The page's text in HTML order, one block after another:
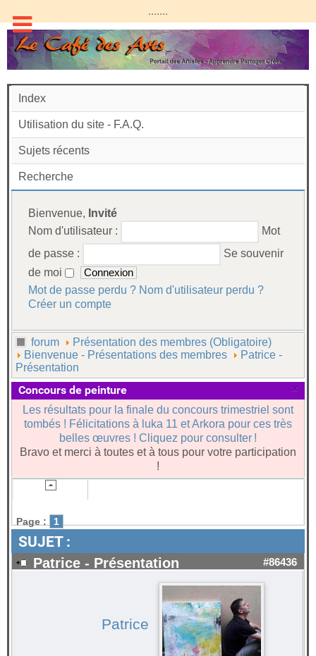
.......
Index
Utilisation du site - F.A.Q.
Sujets récents
Recherche
Bienvenue, Invité
Nom d'utilisateur :
Mot
de passe :
Se souvenir
de moi
Mot de passe perdu ? Nom d'utilisateur perdu ?
Créer un compte
forum
Présentation des membres (Obligatoire)
Bienvenue - Présentations des membres
Patrice -
Présentation
×
Concours de peinture
Les résultats pour la finale du concours trimestriel sont
tombés ! Félicitations à luka 11 et Arkora pour ces très
belles œuvres ! Cliquez pour consulter !
Bravo et merci à toutes et à tous pour votre participation
!
Page : 1
SUJET :
Patrice - Présentation #86436
Patrice